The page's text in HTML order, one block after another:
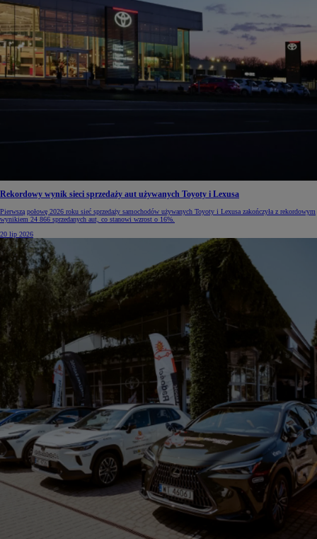
Rekordowy wynik sieci sprzedaży aut używanych Toyoty i Lexusa
Pierwszą połowę 2026 roku sieć sprzedaży samochodów używanych Toyoty i Lexusa zakończyła z rekordowym
wynikiem 24 866 sprzedanych aut, co stanowi wzrost o 16%.
20 lip 2026